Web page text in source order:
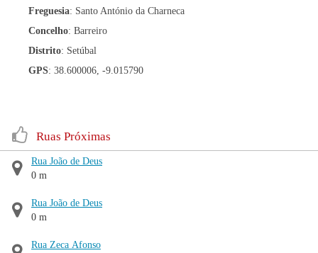
Freguesia: Santo António da Charneca
Concelho: Barreiro
Distrito: Setúbal
GPS: 38.600006, -9.015790
Ruas Próximas
Rua João de Deus
0 m
Rua João de Deus
0 m
Rua Zeca Afonso